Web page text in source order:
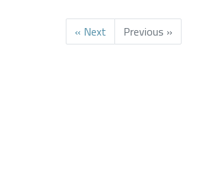
« Previous
Next »